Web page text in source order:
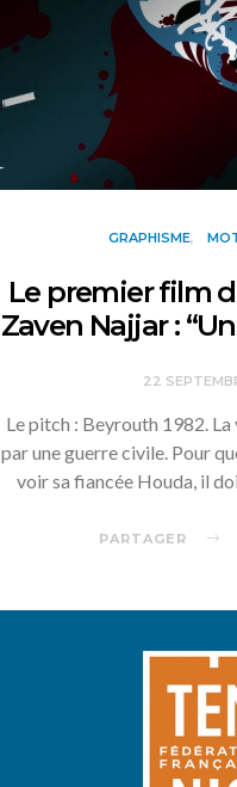
GRAPHISME
Le premier film
Zaven Najjar :
22
Le pitch : Beyrouth 1982.
par une guerre civile. Pour
voir sa fiancée Houda, il
PARTAGER